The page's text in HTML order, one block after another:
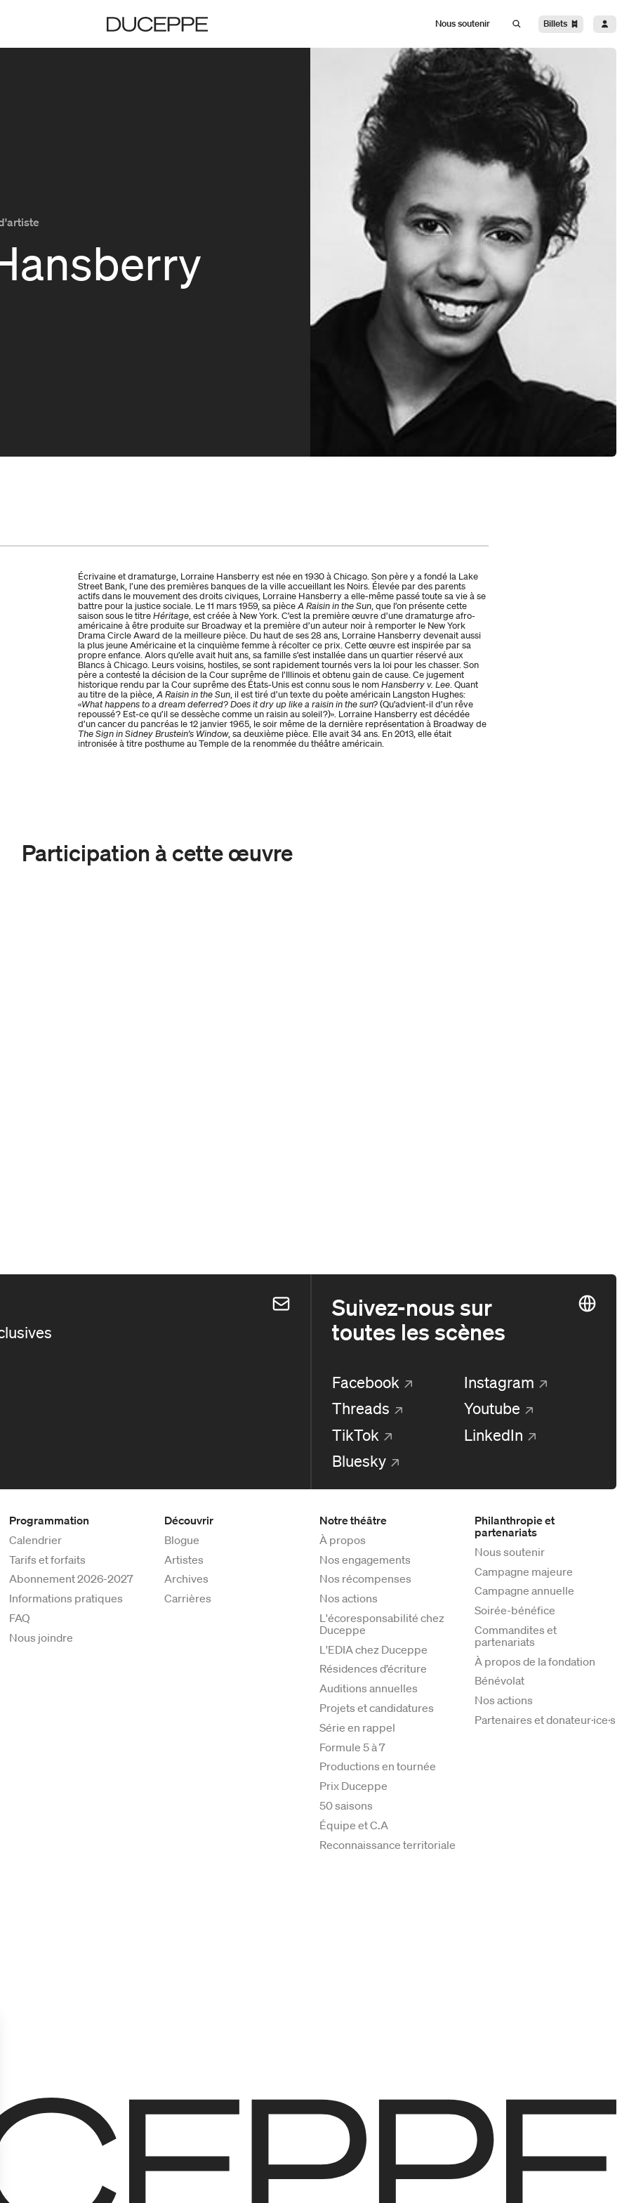
Duceppe
Nous soutenir Billets
Écrivaine et dramaturge, Lorraine Hansberry est née en 1930 à Chicago. Son père y a fondé la Lake
Street Bank, l’une des premières banques de la ville accueillant les Noirs. Élevée par des parents
actifs dans le mouvement des droits civiques, Lorraine Hansberry a elle-même passé toute sa vie à se
battre pour la justice sociale. Le 11 mars 1959, sa pièceA Raisin in the Sun, que l’on présente cette
saison sous le titreHéritage, est créée à New York. C’est la première œuvre d’une dramaturge afro-
américaine à être produite sur Broadway et la première d’un auteur noir à remporter le New York
Drama Circle Award de la meilleure pièce. Du haut de ses 28 ans, Lorraine Hansberry devenait aussi
la plus jeune Américaine et la cinquième femme à récolter ce prix. Cette œuvre est inspirée par sa
propre enfance. Alors qu’elle avait huit ans, sa famille s’est installée dans un quartier réservé aux
Blancs à Chicago. Leurs voisins, hostiles, se sont rapidement tournés vers la loi pour les chasser. Son
père a contesté la décision de la Cour suprême de l’Illinois et obtenu gain de cause. Ce jugement
historique rendu par la Cour suprême des États-Unis est connu sous le nomHansberry v. Lee. Quant
au titre de la pièce,A Raisin in the Sun, il est tiré d’un texte du poète américain Langston Hughes:
«What happens to a dream deferred? Does it dry up like a raisin in the sun?(Qu’advient-il d’un rêve
repoussé ? Est-ce qu’il se dessèche comme un raisin au soleil ?)». Lorraine Hansberry est décédée
d’un cancer du pancréas le 12 janvier 1965, le soir même de la dernière représentation à Broadway de
The Sign in Sidney Brustein’s Window, sa deuxième pièce. Elle avait 34 ans. En 2013, elle était
intronisée à titre posthume au Temple de la renommée du théâtre américain.
Participation à cette œuvre
Suivez-nous sur
toutes les scènes
Facebook
Instagram
Threads
Youtube
TikTok
LinkedIn
Bluesky
Programmation
Calendrier
Tarifs et forfaits
Abonnement 2026-2027
Informations pratiques
FAQ
Nous joindre
Découvrir
Blogue
Artistes
Archives
Carrières
Notre théâtre
À propos
Nos engagements
Nos récompenses
Nos actions
L'écoresponsabilité chez
Duceppe
L'EDIA chez Duceppe
Résidences d’écriture
Auditions annuelles
Projets et candidatures
Série en rappel
Formule 5 à 7
Productions en tournée
Prix Duceppe
50 saisons
Équipe et C.A
Reconnaissance territoriale
Philanthropie et
partenariats
Nous soutenir
Campagne majeure
Campagne annuelle
Soirée-bénéfice
Commandites et
partenariats
À propos de la fondation
Bénévolat
Nos actions
Partenaires et donateur·ice·s